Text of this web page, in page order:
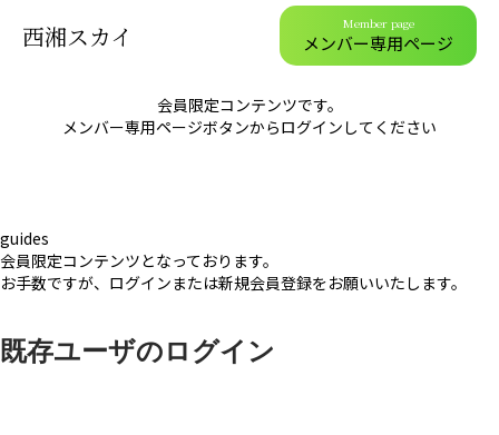
西湘スカイ Member page
メンバー専用ページ
会員限定コンテンツです。
メンバー専用ページボタンからログインしてください
guides
会員限定コンテンツとなっております。
お手数ですが、ログインまたは新規会員登録をお願いいたします。
既存ユーザのログイン